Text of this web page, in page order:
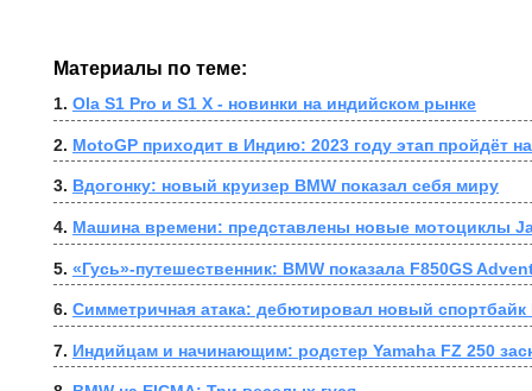
Материалы по теме:
1. Ola S1 Pro и S1 X - новинки на индийском рынке
2. MotoGP приходит в Индию: 2023 году этап пройдёт
3. Вдогонку: новый круизер BMW показал себя миру
4. Машина времени: представлены новые мотоциклы
5. «Гусь»-путешественник: BMW показала F850GS
6. Симметричная атака: дебютировал новый спортбайк
7. Индийцам и начинающим: родстер Yamaha FZ 250